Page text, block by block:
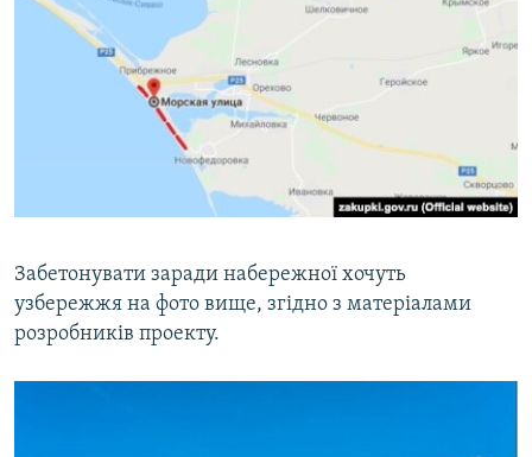
​Забетонувати заради набережної хочуть
узбережжя на фото вище, згідно з матеріалами
розробників проекту.